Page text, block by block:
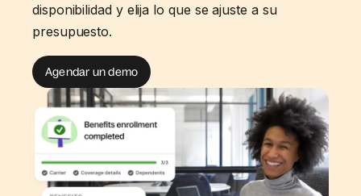
disponibilidad y elija lo que se ajuste a su
presupuesto.
Agendar un demo